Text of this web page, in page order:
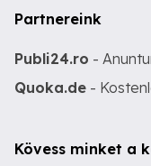
Partnereink
Publi24.ro -
Quoka.de -
Kövess minket a